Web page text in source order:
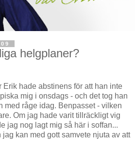
helgplaner?
Erik hade abstinens för att han inte
mig i onsdags - och det tog han
med råge idag. Benpasset - vilken
Om jag hade varit tillräckligt vig
jag nog lagt mig så här i soffan...
jag kan med gott samvete njuta av att